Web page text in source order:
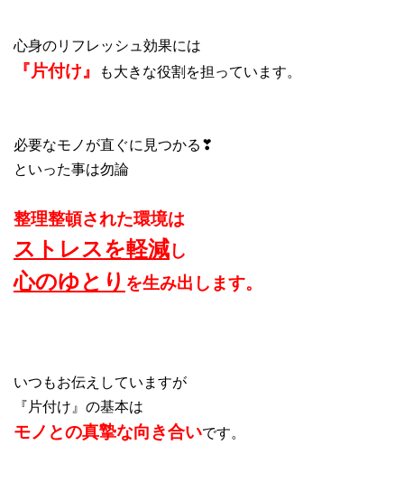
心身のリフレッシュ効果には
『片付け』 も大きな役割を担っています。
必要なモノが直ぐに見つかる❣
といった事は勿論
整理整頓された環境は
ストレスを軽減し
心のゆとり を生み出します。
いつもお伝えしていますが
『片付け』の基本は
モノとの真摯な向き合いです。